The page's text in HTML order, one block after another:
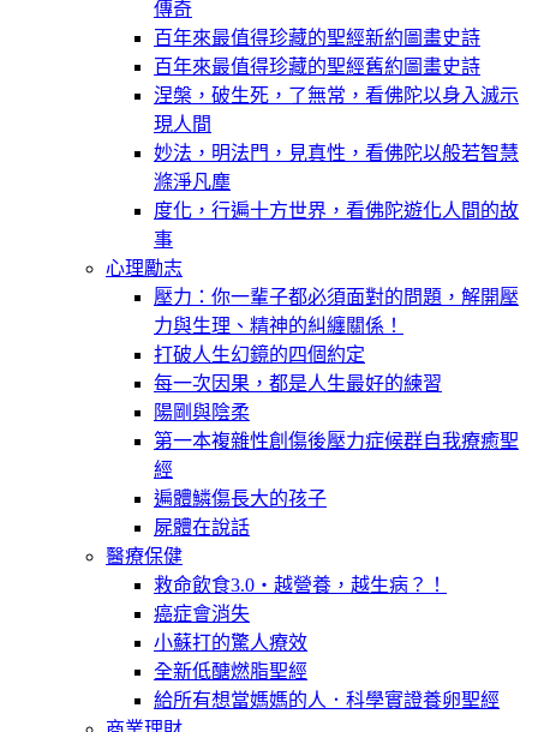
傳奇
百年來最值得珍藏的聖經新約圖畫史詩
百年來最值得珍藏的聖經舊約圖畫史詩
涅槃，破生死，了無常，看佛陀以身入滅示
現人間
妙法，明法門，見真性，看佛陀以般若智慧
滌淨凡塵
度化，行遍十方世界，看佛陀遊化人間的故
事
心理勵志
壓力：你一輩子都必須面對的問題，解開壓
力與生理、精神的糾纏關係！
打破人生幻鏡的四個約定
每一次因果，都是人生最好的練習
陽剛與陰柔
第一本複雜性創傷後壓力症候群自我療癒聖
經
遍體鱗傷長大的孩子
屍體在說話
醫療保健
救命飲食3.0‧越營養，越生病？！
癌症會消失
小蘇打的驚人療效
全新低醣燃脂聖經
給所有想當媽媽的人．科學實證養卵聖經